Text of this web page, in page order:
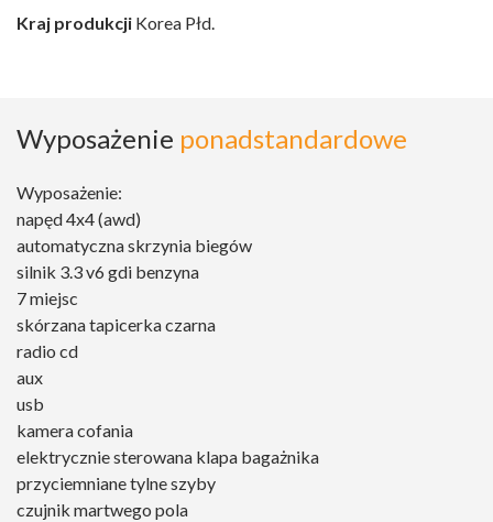
Kraj produkcji Korea Płd.
Wyposażenie ponadstandardowe
Wyposażenie:
napęd 4x4 (awd)
automatyczna skrzynia biegów
silnik 3.3 v6 gdi benzyna
7 miejsc
skórzana tapicerka czarna
radio cd
aux
usb
kamera cofania
elektrycznie sterowana klapa bagażnika
przyciemniane tylne szyby
czujnik martwego pola